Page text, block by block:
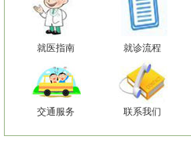
就医指南 就诊流程
交通服务 联系我们